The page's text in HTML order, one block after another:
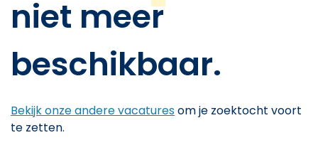
niet meer
beschikbaar.
Bekijk onze andere vacaturesom je zoektocht voort
te zetten.